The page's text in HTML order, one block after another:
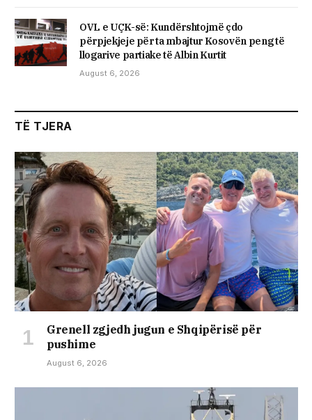
OVL e UÇK-së: Kundërshtojmë çdo
përpjekjeje për ta mbajtur Kosovën peng të
llogarive partiake të Albin Kurtit
August 6, 2026
TË TJERA
Grenell zgjedh jugun e Shqipërisë për
pushime
August 6, 2026